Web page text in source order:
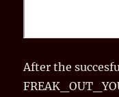
After the